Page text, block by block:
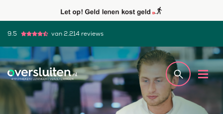
9.5 van 2.214 reviews